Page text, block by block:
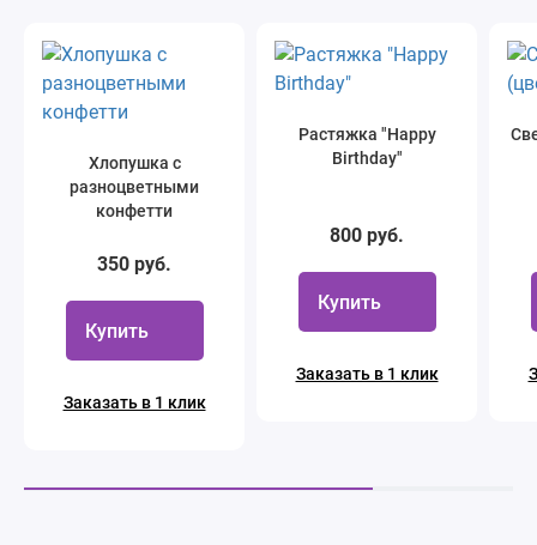
Хлопушка с
разноцветными
конфетти
350 руб.
Купить
Заказать в 1 клик
Растяжка "Happy
Birthday"
800 руб.
Купить
Заказать в 1 клик